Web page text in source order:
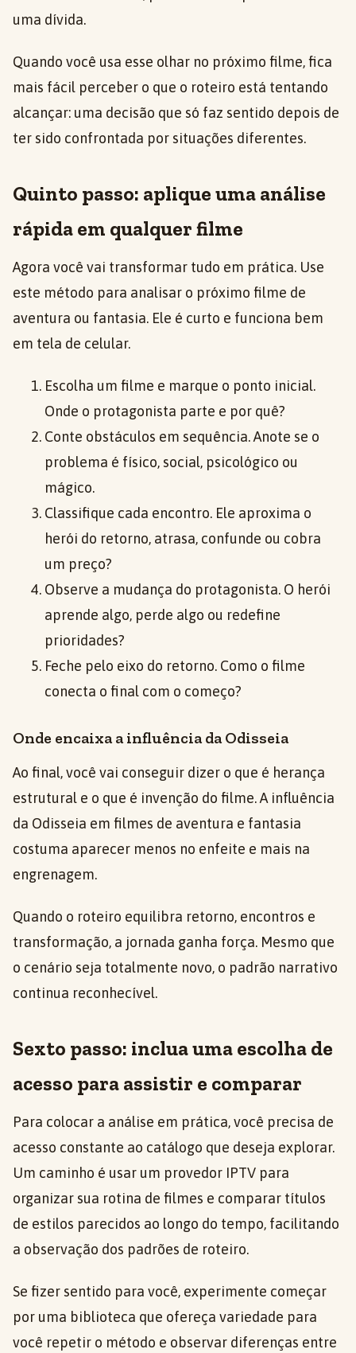
uma dívida.
Quando você usa esse olhar no próximo filme, fica
mais fácil perceber o que o roteiro está tentando
alcançar: uma decisão que só faz sentido depois de
ter sido confrontada por situações diferentes.
Quinto passo: aplique uma análise
rápida em qualquer filme
Agora você vai transformar tudo em prática. Use
este método para analisar o próximo filme de
aventura ou fantasia. Ele é curto e funciona bem
em tela de celular.
Escolha um filme e marque o ponto inicial.
Onde o protagonista parte e por quê?
Conte obstáculos em sequência. Anote se o
problema é físico, social, psicológico ou
mágico.
Classifique cada encontro. Ele aproxima o
herói do retorno, atrasa, confunde ou cobra
um preço?
Observe a mudança do protagonista. O herói
aprende algo, perde algo ou redefine
prioridades?
Feche pelo eixo do retorno. Como o filme
conecta o final com o começo?
Onde encaixa a influência da Odisseia
Ao final, você vai conseguir dizer o que é herança
estrutural e o que é invenção do filme. A influência
da Odisseia em filmes de aventura e fantasia
costuma aparecer menos no enfeite e mais na
engrenagem.
Quando o roteiro equilibra retorno, encontros e
transformação, a jornada ganha força. Mesmo que
o cenário seja totalmente novo, o padrão narrativo
continua reconhecível.
Sexto passo: inclua uma escolha de
acesso para assistir e comparar
Para colocar a análise em prática, você precisa de
acesso constante ao catálogo que deseja explorar.
Um caminho é usar um provedor IPTV para
organizar sua rotina de filmes e comparar títulos
de estilos parecidos ao longo do tempo, facilitando
a observação dos padrões de roteiro.
Se fizer sentido para você, experimente começar
por uma biblioteca que ofereça variedade para
você repetir o método e observar diferenças entre